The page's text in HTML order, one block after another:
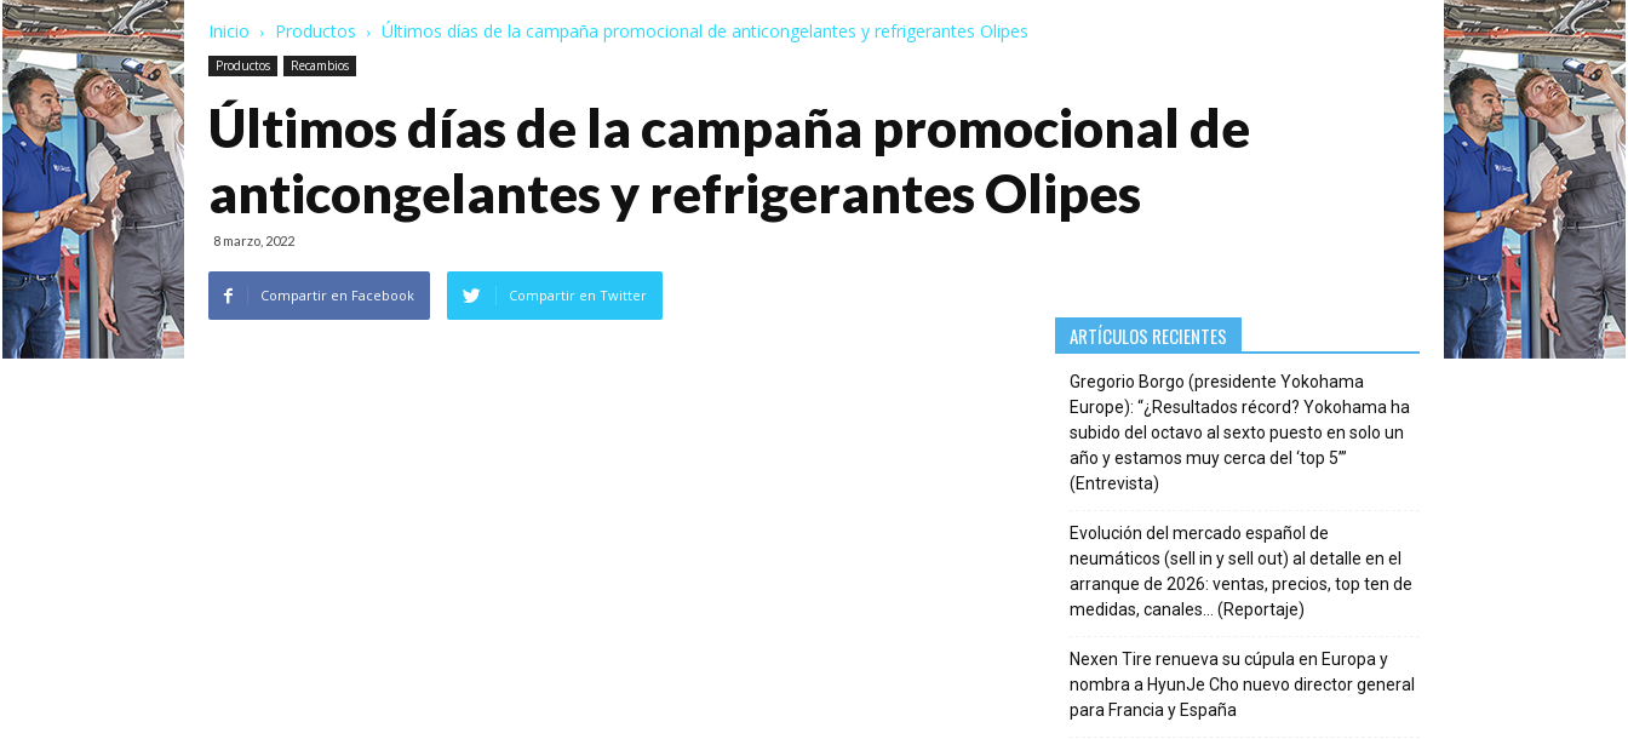
Inicio Productos Últimos días de la campaña promocional de anticongelantes y refrigerantes Olipes
Productos Recambios
Últimos días de la campaña promocional de
anticongelantes y refrigerantes Olipes
8 marzo, 2022
Compartir en Facebook Compartir en Twitter
ARTÍCULOS RECIENTES
Gregorio Borgo (presidente Yokohama
Europe): “¿Resultados récord? Yokohama ha
subido del octavo al sexto puesto en solo un
año y estamos muy cerca del ‘top 5’”
(Entrevista)
Evolución del mercado español de
neumáticos (sell in y sell out) al detalle en el
arranque de 2026: ventas, precios, top ten de
medidas, canales… (Reportaje)
Nexen Tire renueva su cúpula en Europa y
nombra a HyunJe Cho nuevo director general
para Francia y España